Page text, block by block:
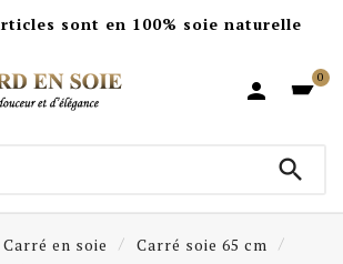
sont en 100% soie naturelle

0

Carré en soie
Carré soie 65 cm